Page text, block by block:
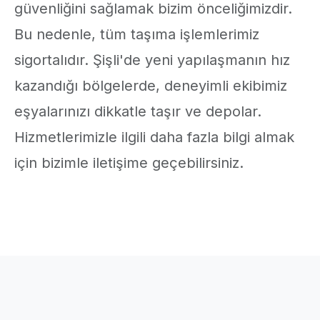
güvenliğini sağlamak bizim önceliğimizdir.
Bu nedenle, tüm taşıma işlemlerimiz
sigortalıdır. Şişli'de yeni yapılaşmanın hız
kazandığı bölgelerde, deneyimli ekibimiz
eşyalarınızı dikkatle taşır ve depolar.
Hizmetlerimizle ilgili daha fazla bilgi almak
için bizimle iletişime geçebilirsiniz.